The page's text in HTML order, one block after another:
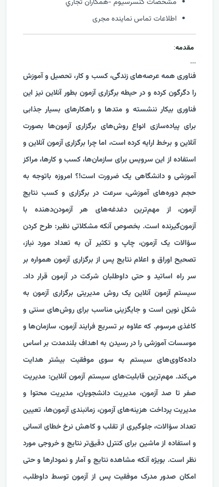
اطلاعات تماس نماینده مجری
مقدمه:
...
فناوری همه عرصه‌های زندگی، کسب و کار، تحصیل و آموزش
را دگرگون کرده و در حیطه برگزاری آزمون بطور آنلاین نیز این
فناوری بیکار ننشسته و متدها و راهکارهای بسیار جذابی
برای پیاده‌سازی انواع روش‌های برگزاری آزمون‌ها بصورت
آنلاین و برخط ارایه کرده است، اما چرا برگزاری آزمون آنلاین و
استفاده از این سرویس برای سازمان‌ها، کسب و کارها، مراکز
آموزشی و دانشگاهی یک ضرورت است!؟ امروزه باتوجه به
حجم دوره‌های آموزشی، سرعت در برگزاری و کسب نتایج
آزمون، از مهم‌ترین دغدغه‌های هر آزمودن‌دهنده با
آزمون‌گیرنده است. بخصوص آنکه مشکلاتی نظیر: طرح کردن
سؤالات یک آزمون، چاپ و تکثیر آن‌ به تعداد مورد نیاز،
تصحیح اوراق و اعلام نتایج پس از برگزاری آزمون همواره بر
سر راه اساتید و حتی داوطلبان شرکت در آزمون قرار داد.
سیستم آزمون آنلاین یک روش مدیریتی برگزاری آزمون به
شکل نوین است و جایگزینی مناسب برای روش‌‌های سنتی و
کاغذی مرسوم. که علاوه بر تسریع فرایند آزمون، سازمان‌ها و
موسسات آموزشی را در رسیدن به اهداف بلندمدت بر اساس
داده‌کاوی‌های سیستم به سوی موفقیت بیشتر هدایت
می‌کند. مهم‌ترین قابلیت‌های سیستم آزمون آنلاین: مدیریت
صفر تا صد آزمون، مدیریت دانشجویان، مدیریت محتوا و
مدیریت پرداخت هزینه‌های آزمون، زمانبندی آزمون‌ها، تعیین
تعداد سؤالات، جلوگیری از تقلب و کاهش نرخ خطای انسانی
و استفاده از ماشین برای کنترل دقیق‌تر نتایج و خروجی مورد
نظر است. بویژه آنکه مشاهده نتایج و آمار و نمودار‌ها و حتی
امکان صدور مدرک موفقیت پس از آزمون توسط داوطلب،